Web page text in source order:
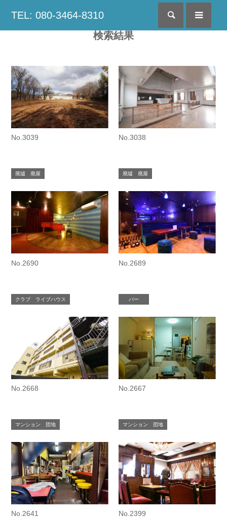
TEL: 080-3464-8310 検索
検索結果
No.3039
廃墟 廃屋
No.3038
廃墟 廃屋
No.2690
クラブ ライブハウス
No.2689
バー
No.2668
マンション 団地
No.2667
マンション 団地
No.2641 No.2399